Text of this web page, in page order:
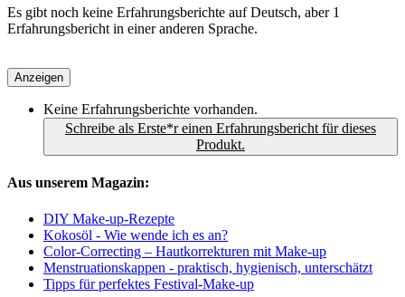
Es gibt noch keine Erfahrungsberichte auf Deutsch, aber 1
Erfahrungsbericht in einer anderen Sprache.
Anzeigen
Keine Erfahrungsberichte vorhanden.
Schreibe als Erste*r einen Erfahrungsbericht für dieses
Produkt.
Aus unserem Magazin:
DIY Make-up-Rezepte
Kokosöl - Wie wende ich es an?
Color-Correcting – Hautkorrekturen mit Make-up
Menstruationskappen - praktisch, hygienisch, unterschätzt
Tipps für perfektes Festival-Make-up